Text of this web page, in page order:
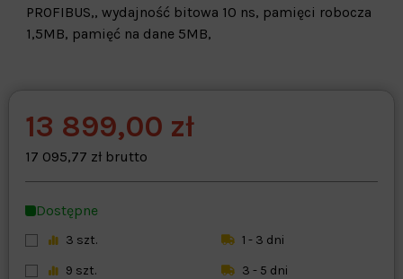
PROFIBUS,, wydajność bitowa 10 ns, pamięci robocza
1,5MB, pamięć na dane 5MB,
Warehouse
opcjonalne
13 899,00 zł
17 095,77 zł brutto
Dostępne
3 szt.
1 - 3 dni
9 szt.
3 - 5 dni